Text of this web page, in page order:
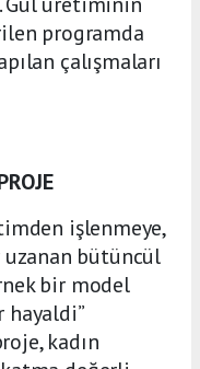
programda
çalışmaları
işlenmeye,
uzanan bütüncül
bir model
hayaldi”
kadın